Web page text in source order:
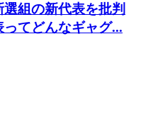
組の新代表を批判
ってどんなギャグ...